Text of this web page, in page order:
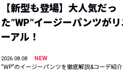
【新型も登場】大人気だっ
た”WP”イージーパンツがリ
ーアル！
2026.08.08
NEW
“WP”のイージーパンツを徹底解説&コーデ紹介